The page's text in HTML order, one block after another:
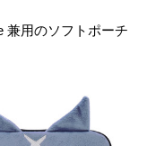
兼用のソフトポーチ